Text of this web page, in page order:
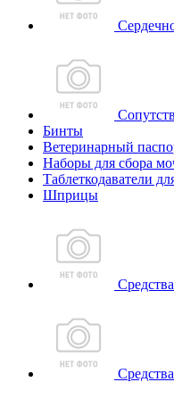
Бинты
Ветеринарный
Наборы для сбора
Таблеткодаватели
Шприцы